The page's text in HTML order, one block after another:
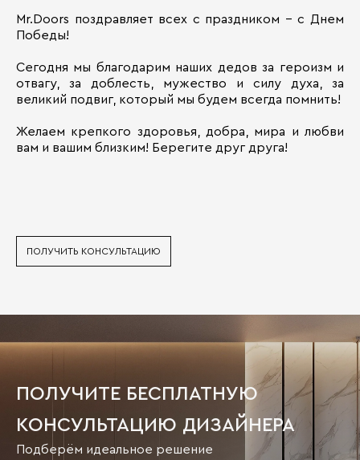
Mr.Doors поздравляет всех с праздником – с Днем
Победы!
Сегодня мы благодарим наших дедов за героизм и
отвагу, за доблесть, мужество и силу духа, за
великий подвиг, который мы будем всегда помнить!
Желаем крепкого здоровья, добра, мира и любви
вам и вашим близким! Берегите друг друга!
ПОЛУЧИТЬ КОНСУЛЬТАЦИЮ
ПОЛУЧИТЕ БЕСПЛАТНУЮ
КОНСУЛЬТАЦИЮ ДИЗАЙНЕРА
Подберём идеальное решение